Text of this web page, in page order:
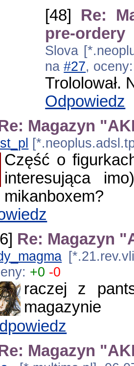
[48] Re:
pre-ordery
Slova
na#27,
Trololował.
Odpowiedz
Magazyn
Część o
interesująca
mikanboxem?
Re: Magazyn
+0 -0
raczej z
magazynie
Magazyn